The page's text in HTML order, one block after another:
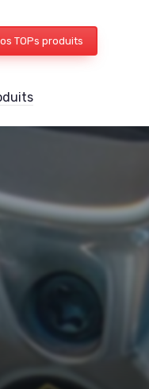
TOPs produits